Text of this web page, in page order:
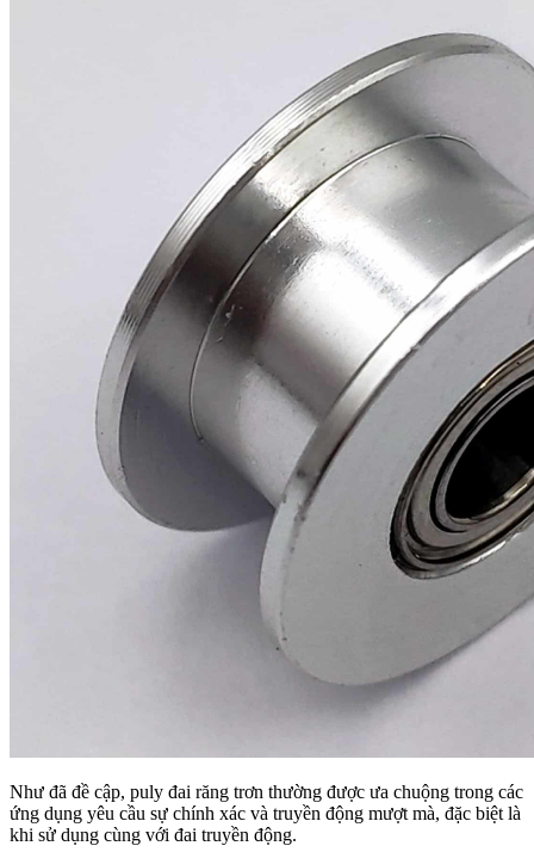
Như đã đề cập, puly đai răng trơn thường được ưa chuộng trong các
ứng dụng yêu cầu sự chính xác và truyền động mượt mà, đặc biệt là
khi sử dụng cùng với đai truyền động.